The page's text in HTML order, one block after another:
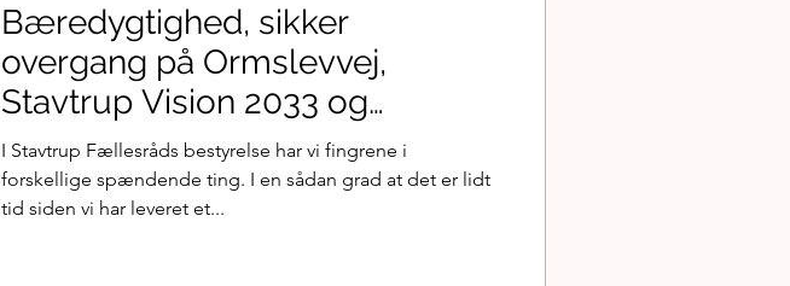
Bæredygtighed, sikker
overgang på Ormslevvej,
Stavtrup Vision 2033 og
Korridoren
I Stavtrup Fællesråds bestyrelse har vi fingrene i
forskellige spændende ting. I en sådan grad at det er lidt
tid siden vi har leveret et...